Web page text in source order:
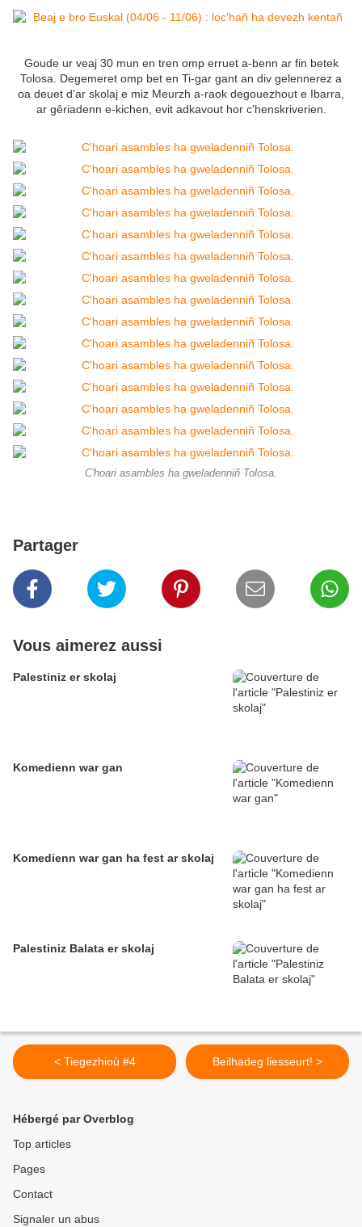
Goude ur veaj 30 mun en tren omp erruet a-benn ar fin betek
Tolosa. Degemeret omp bet en Ti-gar gant an div gelennerez a
oa deuet d'ar skolaj e miz Meurzh a-raok degouezhout e Ibarra,
ar gêriadenn e-kichen, evit adkavout hor c'henskriverien.
C'hoari asambles ha gweladenniñ Tolosa.
Partager
Vous aimerez aussi
Palestiniz er skolaj
Komedienn war gan
Komedienn war gan ha fest ar skolaj
Palestiniz Balata er skolaj
< Tiegezhioù #4 Beilhadeg liesseurt! >
Hébergé par Overblog
Top articles
Pages
Contact
Signaler un abus